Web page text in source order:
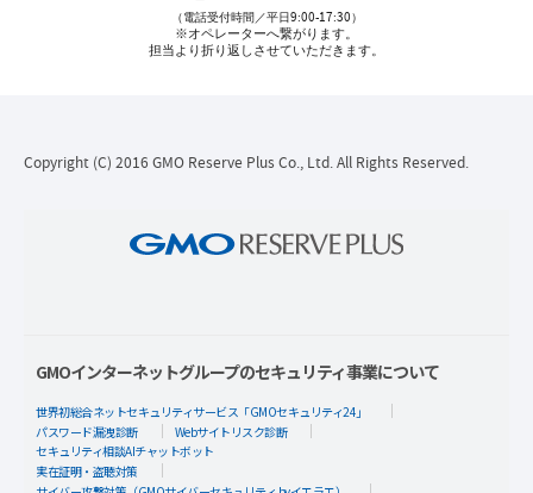
（電話受付時間／平日9:00-17:30）
※オペレーターへ繋がります。
担当より折り返しさせていただきます。
Copyright (C) 2016 GMO Reserve Plus Co., Ltd. All Rights Reserved.
GMOインターネットグループのセキュリティ事業について
世界初総合ネットセキュリティサービス「GMOセキュリティ24」
パスワード漏洩診断
Webサイトリスク診断
セキュリティ相談AIチャットボット
実在証明・盗聴対策